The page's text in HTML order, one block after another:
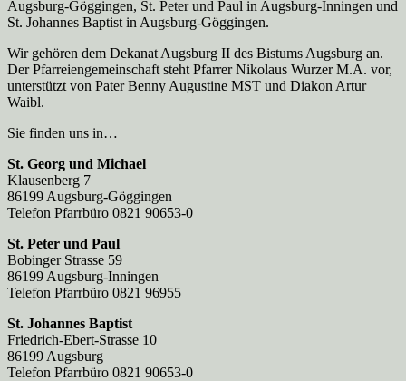
Augsburg-Göggingen, St. Peter und Paul in Augsburg-Inningen und
St. Johannes Baptist in Augsburg-Göggingen.
Wir gehören dem Dekanat Augsburg II des Bistums Augsburg an.
Der Pfarreien­gemeinschaft steht Pfarrer Nikolaus Wurzer M.A. vor,
unterstützt von Pater Benny Augustine MST und Diakon Artur
Waibl.
Sie finden uns in…
St. Georg und Michael
Klausenberg 7
86199 Augsburg-Göggingen
Telefon Pfarrbüro 0821 90653-0
St. Peter und Paul
Bobinger Strasse 59
86199 Augsburg-Inningen
Telefon Pfarrbüro 0821 96955
St. Johannes Baptist
Friedrich-Ebert-Strasse 10
86199 Augsburg
Telefon Pfarrbüro 0821 90653-0